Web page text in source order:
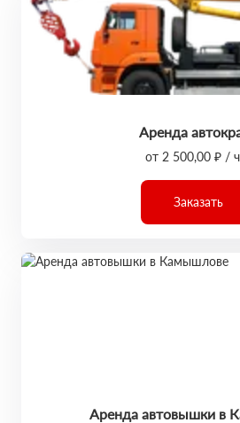
Аренда
от 2 500,00 ₽ /
Заказать
Аренда автовышки в